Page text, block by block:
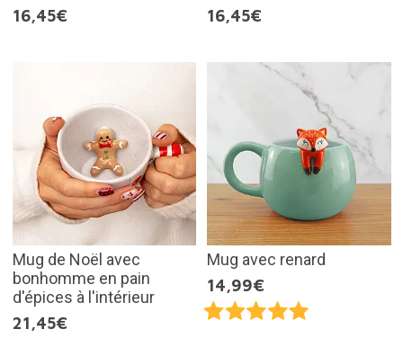
16,45€
16,45€
Mug de Noël avec
bonhomme en pain
d'épices à l'intérieur
21,45€
Mug avec renard
14,99€